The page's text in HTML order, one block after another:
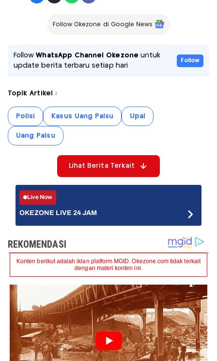
Follow Okezone di Google News
FollowWhatsApp Channel Okezone untuk
update berita terbaru setiap hari
Follow
Topik Artikel :
Polisi Kasus Uang Palsu Upal
Uang Palsu
Lihat Berita Terkait
Live Now
OKEZONE LIVE 24 JAM